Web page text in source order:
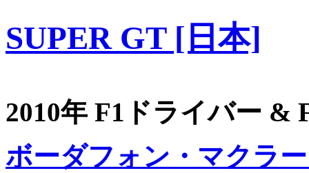
SUPER GT [日本]
2010年 F1ドライバー &
ボーダフォン・マクラ